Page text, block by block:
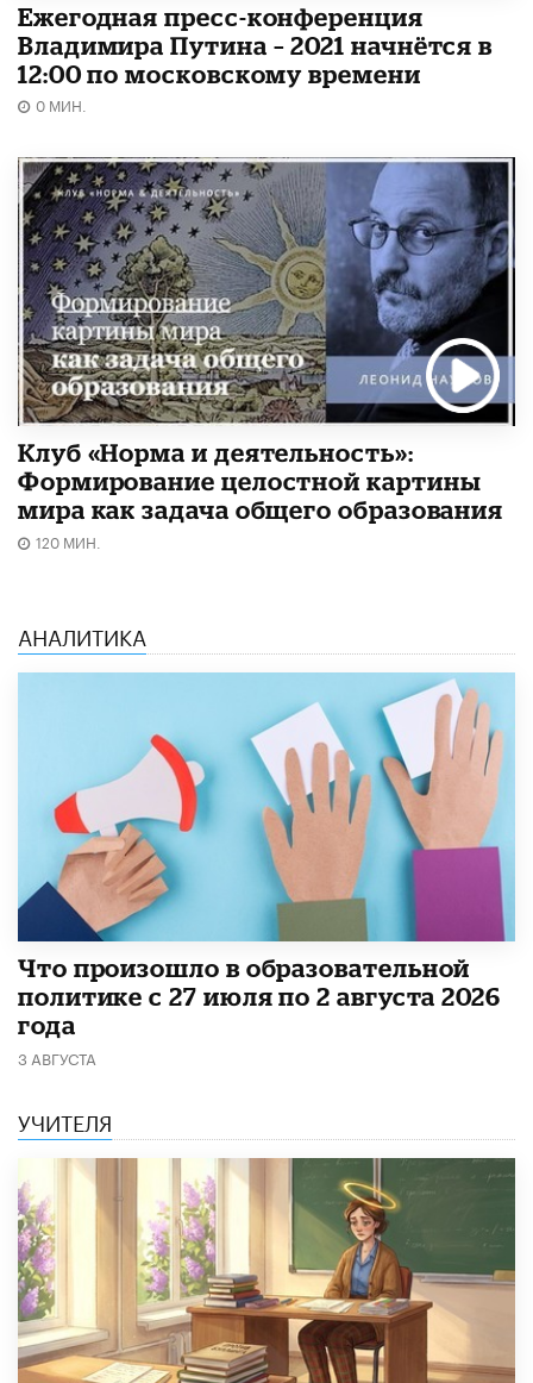
Ежегодная пресс-конференция
Владимира Путина – 2021 начнётся в
12:00 по московскому времени
0 МИН.
Клуб «Норма и деятельность»:
Формирование целостной картины
мира как задача общего образования
120 МИН.
АНАЛИТИКА
​Что произошло в образовательной
политике с 27 июля по 2 августа 2026
года
3 АВГУСТА
УЧИТЕЛЯ